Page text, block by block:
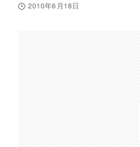
2010年6月18日